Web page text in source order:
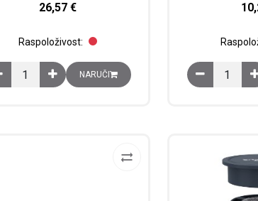
26,57 €
Raspoloživost:
Adapter za samostalnu montažu TeSys D releja za
NARUČI Adapter